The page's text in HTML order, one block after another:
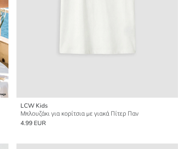
LCW Kids
Μπλουζάκι για κορίτσια με γιακά Πίτερ Παν
4.99 EUR